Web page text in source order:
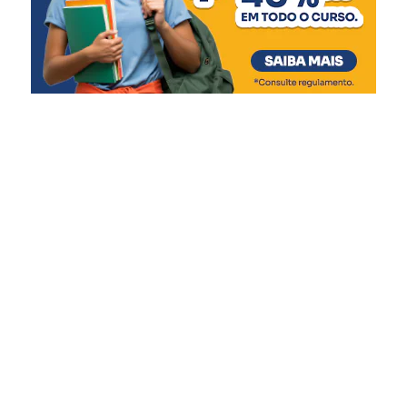
Matias Velho, com valores de R$ 62 milhões e R$ 34,2
milhões, respectivamente. As casas de bombas, que
tiveram seu funcionamento comprometido durante a
enchente, receberão R$ 78,7 milhões em obras
estruturais, eletromecânicas e de automação.
Rios retornando à normalidade:
Taquari (Santa Tereza a Bom Retiro do Sul) –
Declínio dos níveis até o retorno para normalidade,
com pequenas elevações em função das chuvas
das últimas 24h.